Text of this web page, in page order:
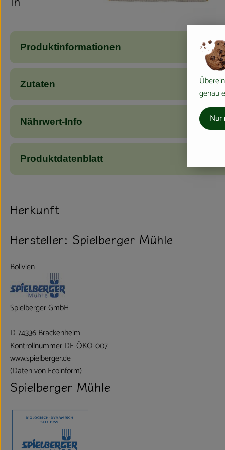
Produktinformationen
Zutaten
Nährwert-Info
Produktdatenblatt
Herkunft
Hersteller: Spielberger Mühle
Bolivien
Spielberger GmbH
D 74336 Brackenheim
Kontrollnummer DE-ÖKO-007
www.spielberger.de
(Daten von Ecoinform)
Spielberger Mühle
genau
Nur